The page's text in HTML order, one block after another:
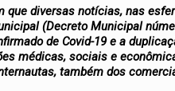
que diversas notícias, nas
(Decreto Municipal
de Covid-19 e a
médicas, sociais e
também dos